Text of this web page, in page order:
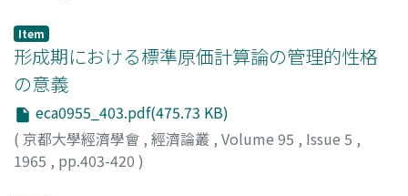
Item
形成期における標準原価計算論の管理的性格
の意義
eca0955_403.pdf(475.73 KB)
( 京都大學經濟學會 , 經濟論叢 , Volume 95 , Issue 5 ,
1965 , pp.403-420 )